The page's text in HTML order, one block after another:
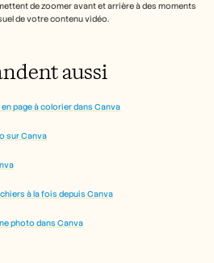
de zoomer avant et arrière à des moments
de votre contenu vidéo.
aussi
page à colorier dans Canva
sur Canva
à la fois depuis Canva
photo dans Canva